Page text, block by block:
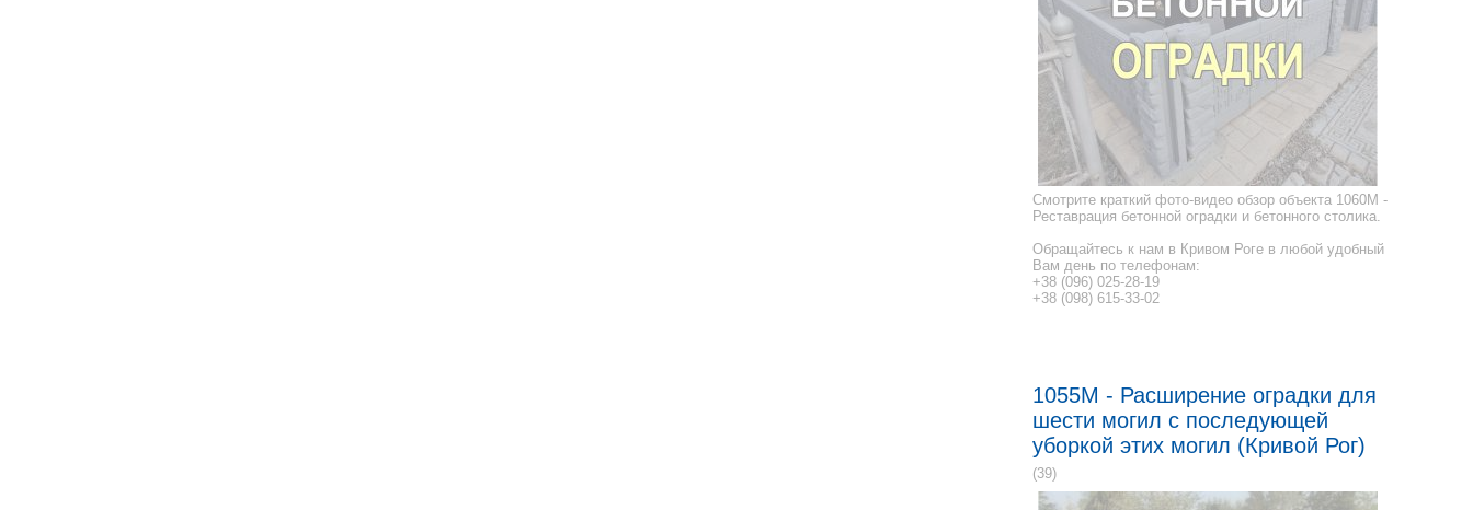
Смотрите краткий фото-видео обзор объекта 1060M -
Реставрация бетонной оградки и бетонного столика.
Обращайтесь к нам в Кривом Роге в любой удобный
Вам день по телефонам:
+38 (096) 025-28-19
+38 (098) 615-33-02
1055M - Расширение оградки для
шести могил с последующей
уборкой этих могил (Кривой Рог)
(39)